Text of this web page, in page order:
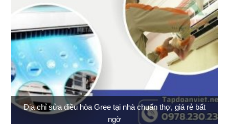
Địa chỉ sửa điều hòa Gree tại nhà chuẩn thợ, giá rẻ bất
ngờ